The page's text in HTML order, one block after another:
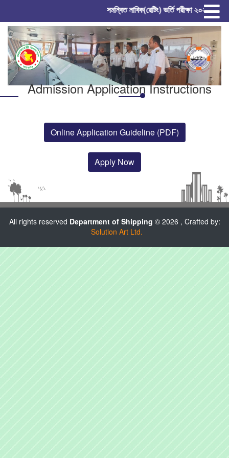
সমন্বিত নাবিক(রেটিং) ভর্তি পরীক্ষা ২০২৬
Previous Next
Admission Application Instructions
Online Application Guideline (PDF)
Apply Now
All rights reserved Department of Shipping © 2026 , Crafted by:
Solution Art Ltd.